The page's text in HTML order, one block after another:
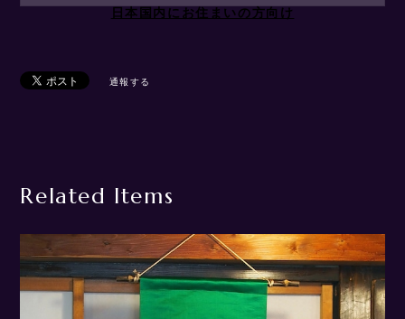
日本国内にお住まいの方向け
通報する
Related Items